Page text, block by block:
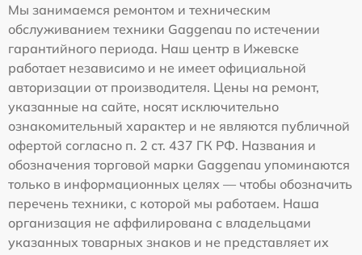
Мы занимаемся ремонтом и техническим
обслуживанием техники Gaggenau по истечении
гарантийного периода. Наш центр в Ижевске
работает независимо и не имеет официальной
авторизации от производителя. Цены на ремонт,
указанные на сайте, носят исключительно
ознакомительный характер и не являются публичной
офертой согласно п. 2 ст. 437 ГК РФ. Названия и
обозначения торговой марки Gaggenau упоминаются
только в информационных целях — чтобы обозначить
перечень техники, с которой мы работаем. Наша
организация не аффилирована с владельцами
указанных товарных знаков и не представляет их